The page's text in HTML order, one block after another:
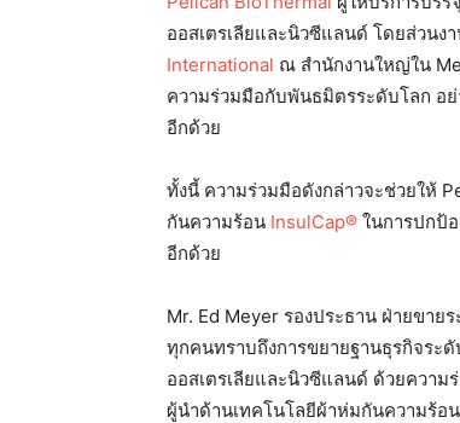
ออสเตรเลียและนิวซีแลนด์ โดยส่วน
International ณ สำนักงานใหญ่ใน
ความร่วมมือกับพันธมิตรระดับโลก อ
อีกด้วย
ทั้งนี้ ความร่วมมือดังกล่าวจะช่วยให้
กันความร้อน InsulCap® ในการปกป้
อีกด้วย
Mr. Ed Meyer รองประธาน ฝ่ายขาย
ทุกคนทราบถึงการขยายฐานธุรกิจระ
ออสเตรเลียและนิวซีแลนด์ ด้วยควา
ผู้นำด้านเทคโนโลยีผ้าห่มกันความร้อ